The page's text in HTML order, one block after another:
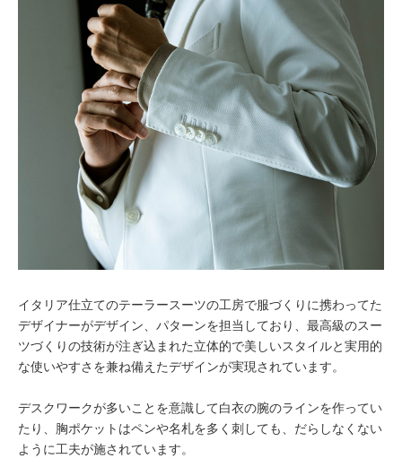
イタリア仕立てのテーラースーツの工房で服づくりに携わってた
デザイナーがデザイン、パターンを担当しており、最高級のスー
ツづくりの技術が注ぎ込まれた立体的で美しいスタイルと実用的
な使いやすさを兼ね備えたデザインが実現されています。
デスクワークが多いことを意識して白衣の腕のラインを作ってい
たり、胸ポケットはペンや名札を多く刺しても、だらしなくない
ように工夫が施されています。